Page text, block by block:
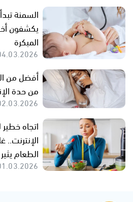
السمنة
يكشفون
المبكرة
أفضل من
من حدة
اتجاه
الطعام